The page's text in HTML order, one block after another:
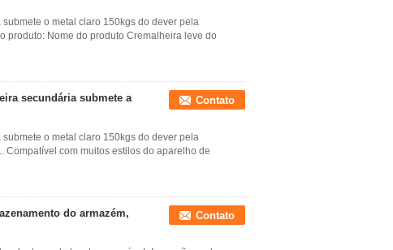
o metal claro 150kgs do dever pela
produto: Nome do produto Cremalheira leve do
secundária submete a
Contato
o metal claro 150kgs do dever pela
com muitos estilos do aparelho de
do armazém,
Contato